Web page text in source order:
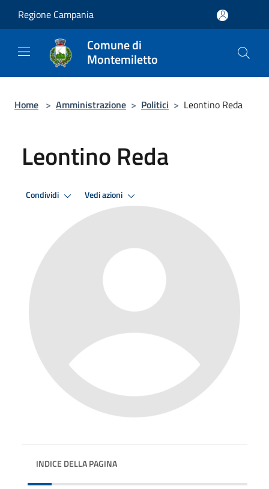
Regione Campania
Comune di
Montemiletto
Home > Amministrazione > Politici > Leontino Reda
Leontino Reda
Condividi Vedi azioni
INDICE DELLA PAGINA